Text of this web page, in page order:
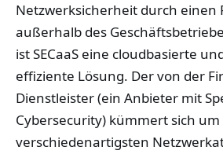
Netzwerksicherheit durch einen
außerhalb des
ist SECaaS eine cloudbasierte
effiziente Lösung. Der von der
Dienstleister (ein Anbieter mit
Cybersecurity) kümmert sich
verschiedenartigsten